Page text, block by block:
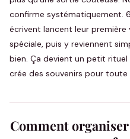
confirme systématiquement.
écrivent lancent leur première
spéciale, puis y reviennent
bien. Ça devient un petit
crée des souvenirs pour toute
Comment